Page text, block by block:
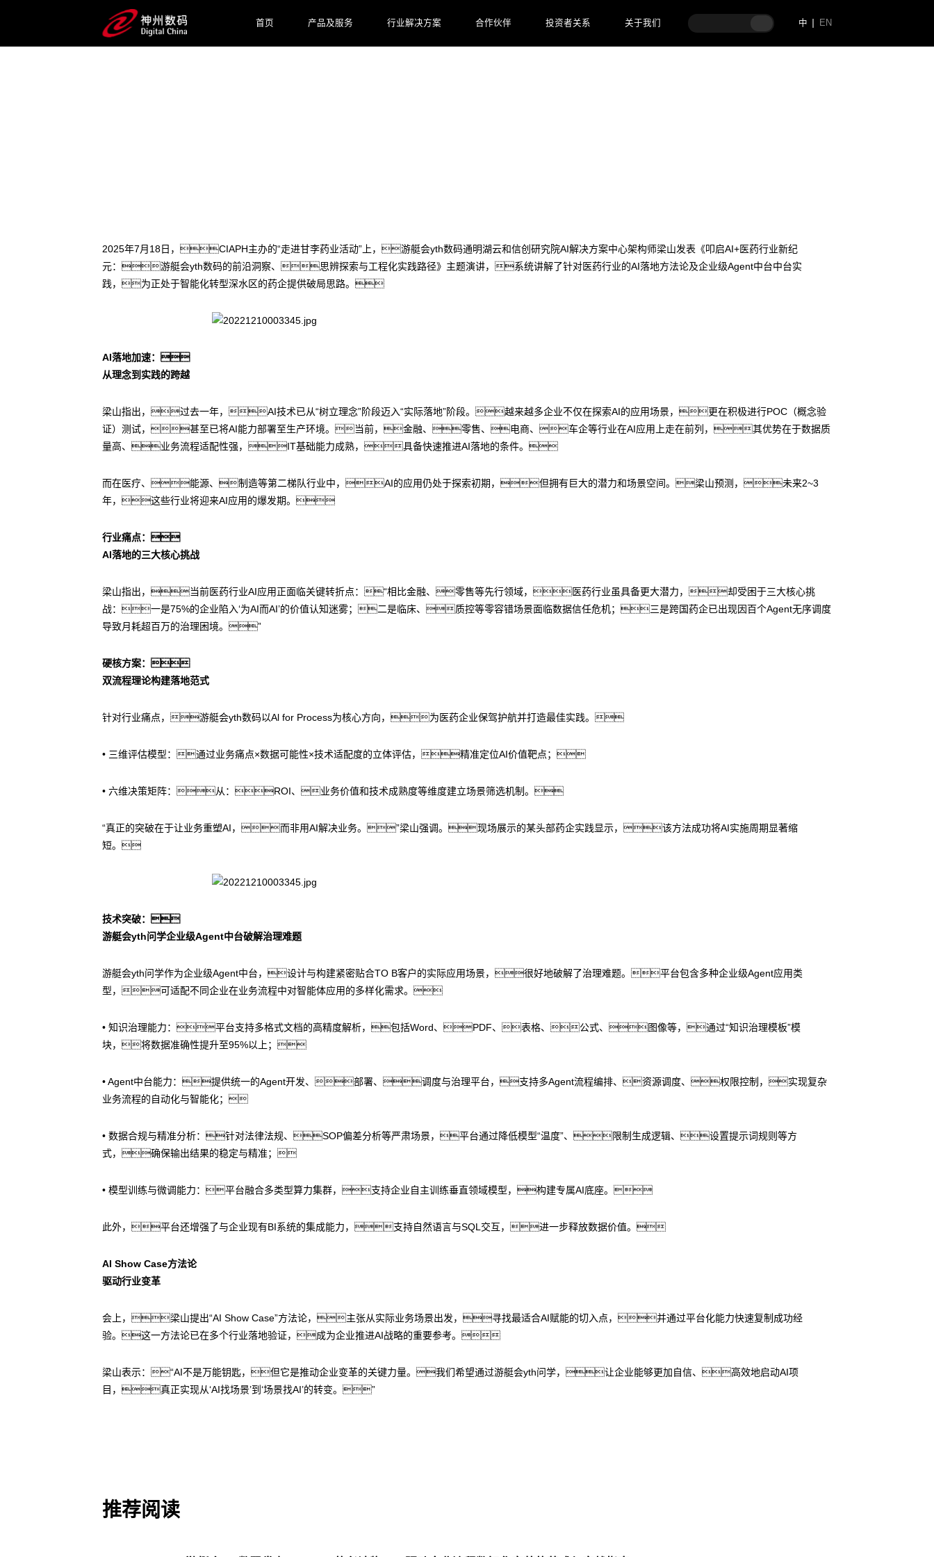
首页 产品及服务 行业解决方案 合作伙伴 投资者关系 关于我们 中 EN
2025年7月18日，CIAPH主办的“走进甘李药业活动”上，游艇会yth数码通明湖云和信创研究院AI解决方案中心架构师梁山发表《叩启AI+医药行业新纪
元：游艇会yth数码的前沿洞察、思辨探索与工程化实践路径》主题演讲，系统讲解了针对医药行业的AI落地方法论及企业级Agent中台中台实
践，为正处于智能化转型深水区的药企提供破局思路。
AI落地加速：
从理念到实践的跨越
梁山指出，过去一年，AI技术已从“树立理念”阶段迈入“实际落地”阶段。越来越多企业不仅在探索AI的应用场景，更在积极进行POC（概念验
证）测试，甚至已将AI能力部署至生产环境。当前，金融、零售、电商、车企等行业在AI应用上走在前列，其优势在于数据质
量高、业务流程适配性强，IT基础能力成熟，具备快速推进AI落地的条件。
而在医疗、能源、制造等第二梯队行业中，AI的应用仍处于探索初期，但拥有巨大的潜力和场景空间。梁山预测，未来2~3
年，这些行业将迎来AI应用的爆发期。
行业痛点：
AI落地的三大核心挑战
梁山指出，当前医药行业AI应用正面临关键转折点：“相比金融、零售等先行领域，医药行业虽具备更大潜力，却受困于三大核心挑
战：一是75%的企业陷入‘为AI而AI’的价值认知迷雾；二是临床、质控等零容错场景面临数据信任危机；三是跨国药企已出现因百个Agent无序调度
导致月耗超百万的治理困境。”
硬核方案：
双流程理论构建落地范式
针对行业痛点，游艇会yth数码以Al for Process为核心方向，为医药企业保驾护航并打造最佳实践。
• 三维评估模型：通过业务痛点×数据可能性×技术适配度的立体评估，精准定位AI价值靶点；
• 六维决策矩阵：从：ROI、业务价值和技术成熟度等维度建立场景筛选机制。
“真正的突破在于让业务重塑AI，而非用AI解决业务。”梁山强调。现场展示的某头部药企实践显示，该方法成功将AI实施周期显著缩
短。
技术突破：
游艇会yth问学企业级Agent中台破解治理难题
游艇会yth问学作为企业级Agent中台，设计与构建紧密贴合TO B客户的实际应用场景，很好地破解了治理难题。平台包含多种企业级Agent应用类
型，可适配不同企业在业务流程中对智能体应用的多样化需求。
• 知识治理能力：平台支持多格式文档的高精度解析，包括Word、PDF、表格、公式、图像等，通过“知识治理模板”模
块，将数据准确性提升至95%以上；
• Agent中台能力：提供统一的Agent开发、部署、调度与治理平台，支持多Agent流程编排、资源调度、权限控制，实现复杂
业务流程的自动化与智能化；
• 数据合规与精准分析：针对法律法规、SOP偏差分析等严肃场景，平台通过降低模型“温度”、限制生成逻辑、设置提示词规则等方
式，确保输出结果的稳定与精准；
• 模型训练与微调能力：平台融合多类型算力集群，支持企业自主训练垂直领域模型，构建专属AI底座。
此外，平台还增强了与企业现有BI系统的集成能力，支持自然语言与SQL交互，进一步释放数据价值。
AI Show Case方法论
驱动行业变革
会上，梁山提出“AI Show Case”方法论，主张从实际业务场景出发，寻找最适合AI赋能的切入点，并通过平台化能力快速复制成功经
验。这一方法论已在多个行业落地验证，成为企业推进AI战略的重要参考。
梁山表示：“AI不是万能钥匙，但它是推动企业变革的关键力量。我们希望通过游艇会yth问学，让企业能够更加自信、高效地启动AI项
目，真正实现从‘AI找场景’到‘场景找AI’的转变。”
推荐阅读